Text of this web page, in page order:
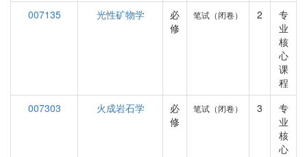
007135
光性矿物学
必
修
笔试（闭卷） 2
专
业
核
心
课
程
007303
火成岩石学
必
修
笔试（闭卷） 3
专
业
核
心